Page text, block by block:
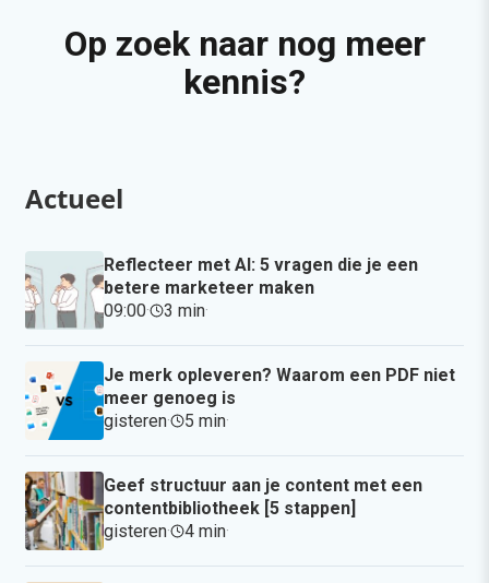
Op zoek naar nog meer
kennis?
Actueel
Reflecteer met AI: 5 vragen die je een
betere marketeer maken
09:00· 3 min·
Je merk opleveren? Waarom een PDF niet
meer genoeg is
gisteren· 5 min·
Geef structuur aan je content met een
contentbibliotheek [5 stappen]
gisteren· 4 min·